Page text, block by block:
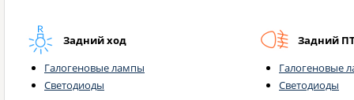
Задний ход
Галогеновые лампы
Светодиоды
Задний
Галогеновые
Светодиоды